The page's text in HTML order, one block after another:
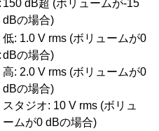
150 dB超 (ボリュームが-15
dBの場合)
低: 1.0 V rms (ボリュームが0
dBの場合)
高: 2.0 V rms (ボリュームが0
dBの場合)
スタジオ: 10 V rms (ボリュ
ームが0 dBの場合)